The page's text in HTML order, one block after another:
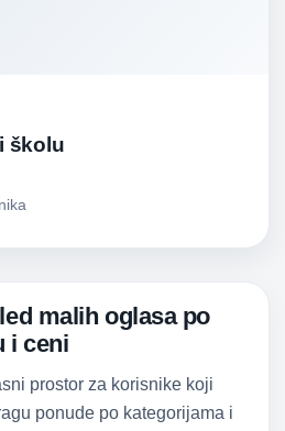
školu
malih oglasa po
i ceni
prostor za korisnike koji
ponude po kategorijama i